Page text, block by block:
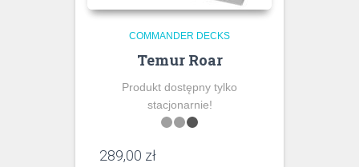
COMMANDER DECKS
Temur Roar
Produkt dostępny tylko
stacjonarnie!
289,00 zł